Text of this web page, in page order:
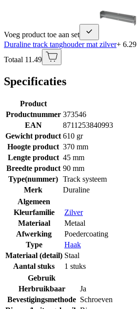
Voeg product toe aan set
Duraline track tanghouder mat zilver+ 6.29
Totaal 11.49
Specificaties
Product
Productnummer 373546
EAN
8711253840993
Gewicht product 610 gr
Hoogte product 370 mm
Lengte product 45 mm
Breedte product 90 mm
Type(nummer) Track systeem
Merk
Duraline
Algemeen
Kleurfamilie
Zilver
Materiaal
Metaal
Afwerking
Poedercoating
Type
Haak
Materiaal (detail) Staal
Aantal stuks
1 stuks
Gebruik
Herbruikbaar
Ja
Bevestigingsmethode Schroeven